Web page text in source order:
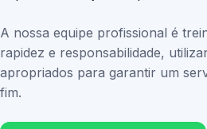
A nossa equipe profissional é
rapidez e responsabilidade,
apropriados para garantir um
fim.